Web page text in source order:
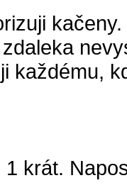
každému,
1 krát.